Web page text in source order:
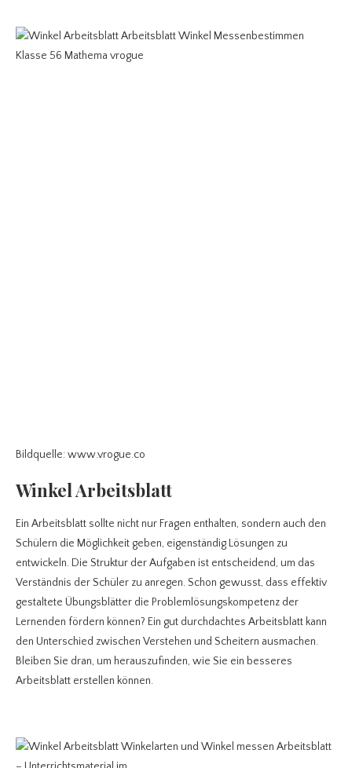
Bildquelle: www.vrogue.co
Winkel Arbeitsblatt
Ein Arbeitsblatt sollte nicht nur Fragen enthalten, sondern auch den
Schülern die Möglichkeit geben, eigenständig Lösungen zu
entwickeln. Die Struktur der Aufgaben ist entscheidend, um das
Verständnis der Schüler zu anregen. Schon gewusst, dass effektiv
gestaltete Übungsblätter die Problemlösungskompetenz der
Lernenden fördern können? Ein gut durchdachtes Arbeitsblatt kann
den Unterschied zwischen Verstehen und Scheitern ausmachen.
Bleiben Sie dran, um herauszufinden, wie Sie ein besseres
Arbeitsblatt erstellen können.